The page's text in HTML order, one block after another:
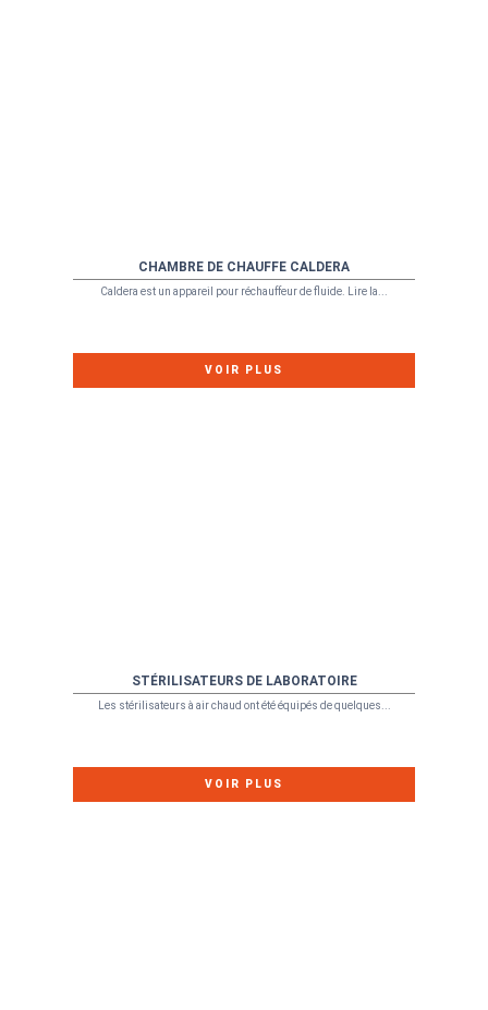
CHAMBRE DE CHAUFFE CALDERA
Caldera est un appareil pour réchauffeur de fluide. Lire la...
VOIR PLUS
STÉRILISATEURS DE LABORATOIRE
Les stérilisateurs à air chaud ont été équipés de quelques...
VOIR PLUS